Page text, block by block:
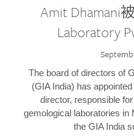
Amit Dhamani
Laboratory
The board of directors of
(GIA India) has
director, responsible
gemological laboratories in
the GIA India